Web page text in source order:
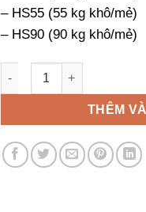
– HS55 (55 kg khô/mẻ)
– HS90 (90 kg khô/mẻ)
Máy giặt công nghiệp
THÊM